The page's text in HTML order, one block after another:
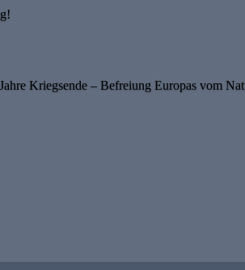
Kriegsende – Befreiung Europas vom